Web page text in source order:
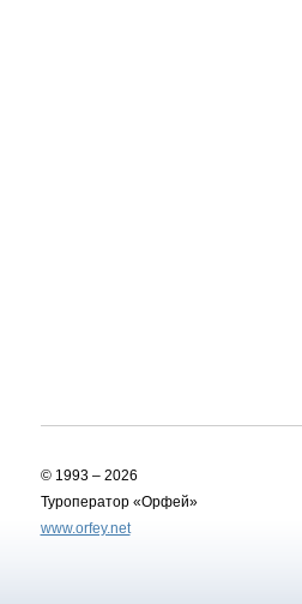
© 1993 – 2026
Туроператор «Орфей»
www.orfey.net